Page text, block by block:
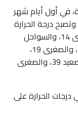
في أول أيام شهر
11 درجة مئوية، وتصبح درجة الحرارة
على محافظة القاهرة 34 العظمى، والصغرى 14، والسواحل
الشمالية 24، والصغرى 15، وجنوب سيناء 34، والصغرى 19،
وشمال الصعيد 35، والصغرى 15، وجنوب الصعيد 39، والصغرى
درجات الحرارة على